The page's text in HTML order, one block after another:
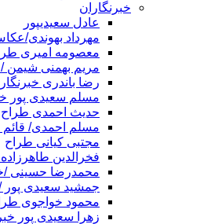
خبرنگاران
عادل سعیدیپور
مهرداد بهوندی/
معصومه امیری
مریم بهمنی شیمن /
رضا باندری خبرنگار
مسلم سعیدی پور
حدیث احمدی طراح
مسلم احمدی/ قائم
مجتبی کیانی طراح
فخرالدین طاهرزاده
محمدرضا حسینی /
جمشید سعیدی پور /
محمود خواجوی
زهرا سعیدی پور